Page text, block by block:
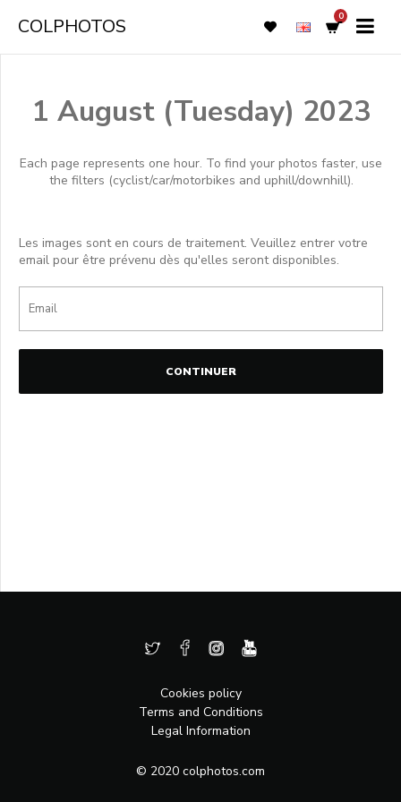
COLPHOTOS 0
1 August (Tuesday) 2023
Each page represents one hour. To find your photos faster, use
the filters (cyclist/car/motorbikes and uphill/downhill).
Les images sont en cours de traitement. Veuillez entrer votre
email pour être prévenu dès qu'elles seront disponibles.
CONTINUER
Cookies policy
Terms and Conditions
Legal Information
© 2020 colphotos.com